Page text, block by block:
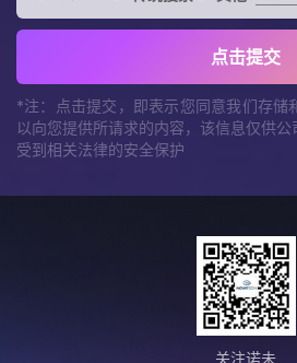
点击提交
*注：点击提交，即表示您同意我们存储
以向您提供所请求的内容，该信息仅供
受到相关法律的安全保护
关注诺未